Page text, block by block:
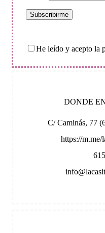
He leído y acepto la
DONDE
C/ Caminás, 77
https://m.me/